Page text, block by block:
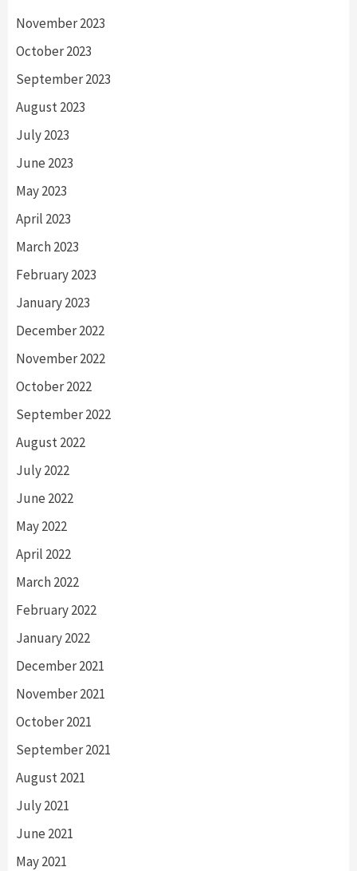
November 2023
October 2023
September 2023
August 2023
July 2023
June 2023
May 2023
April 2023
March 2023
February 2023
January 2023
December 2022
November 2022
October 2022
September 2022
August 2022
July 2022
June 2022
May 2022
April 2022
March 2022
February 2022
January 2022
December 2021
November 2021
October 2021
September 2021
August 2021
July 2021
June 2021
May 2021